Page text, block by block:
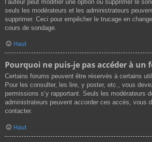
l’auteur peut modifier une option ou supprimer le
seuls les modérateurs et les administrateurs
supprimer. Ceci pour empêcher le trucage en
cours de sondage.
Haut
Pourquoi ne puis-je pas accéder à un
Certains forums peuvent être réservés à certains
Pour les consulter, les lire, y poster, etc., vous
permissions s’y rapportant. Seuls les modérateurs
administrateurs peuvent accorder ces accès, vous
contacter.
Haut